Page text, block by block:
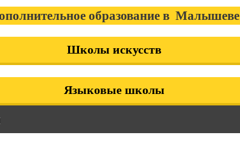
образование в Малышеве
Школы искусств
Языковые школы